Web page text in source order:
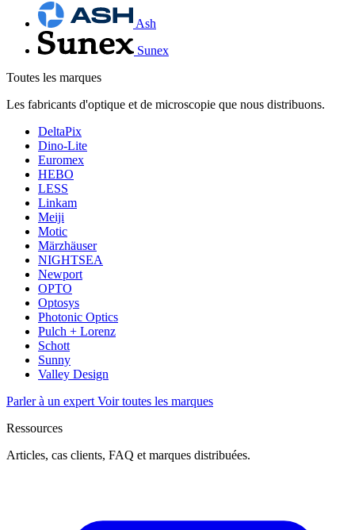
Ash
Sunex
Toutes les marques
Les fabricants d'optique et de microscopie que nous distribuons.
DeltaPix
Dino-Lite
Euromex
HEBO
LESS
Linkam
Meiji
Motic
Märzhäuser
NIGHTSEA
Newport
OPTO
Optosys
Photonic Optics
Pulch + Lorenz
Schott
Sunny
Valley Design
Parler à un expert Voir toutes les marques
Ressources
Articles, cas clients, FAQ et marques distribuées.